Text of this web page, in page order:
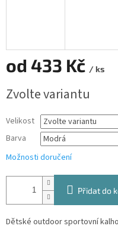
od 433 Kč / ks
cena:
Zvolte variantu
Velikost
Barva
Možnosti doručení
Přidat do
Dětské outdoor sportovní